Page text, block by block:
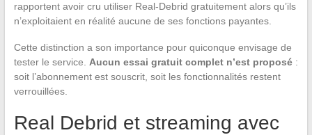
rapportent avoir cru utiliser Real-Debrid gratuitement alors qu’ils
n’exploitaient en réalité aucune de ses fonctions payantes.
Cette distinction a son importance pour quiconque envisage de
tester le service. Aucun essai gratuit complet n’est proposé:
soit l’abonnement est souscrit, soit les fonctionnalités restent
verrouillées.
Real Debrid et streaming avec